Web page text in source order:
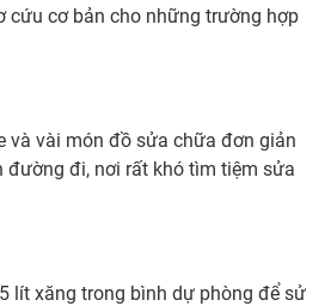
cứu cơ bản cho những trường hợp
và vài món đồ sửa chữa đơn giản
đường đi, nơi rất khó tìm tiệm sửa
lít xăng trong bình dự phòng để sử